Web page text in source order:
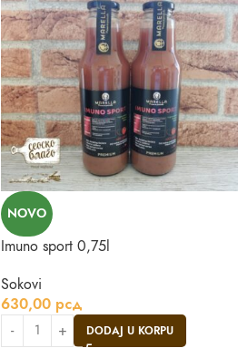
NOVO
Imuno sport 0,75l
Sokovi
630,00 рсд
DODAJ U KORPU